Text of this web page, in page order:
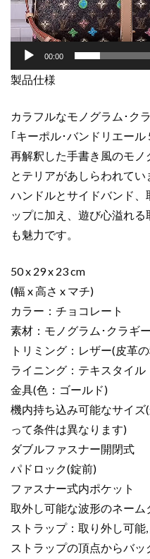
M24901
モ
ノ
ラ
ク
ラ
ギ
ー
キ
ャ
ン
バ
ゴ
ー
ル
ド
金
具
個
00:00
製品仕様
カラフルなモノグラム･ク
｢キーポル･バンドリエー
再解釈した手書き風のモ
とテリアがあしらわれて
ハンドルとサイドバンド
ップに加え、遊び心溢れ
も魅力です。
50 x 29 x 23 cm
(幅 x 高さ x マチ)
カラー：チョコレート
素材：モノグラム･クラギ
トリミング：レザー(皮革
ライニング：テキスタイル
金具(色：ゴールド)
機内持ち込み可能なサイズ
って条件は異なります)
ダブルファスナー開閉式
パドロック(錠前)
ファスナー式内ポケット
取外し可能な波形のネーム
ストラップ：取り外し可能
ストラップの頂点からバ